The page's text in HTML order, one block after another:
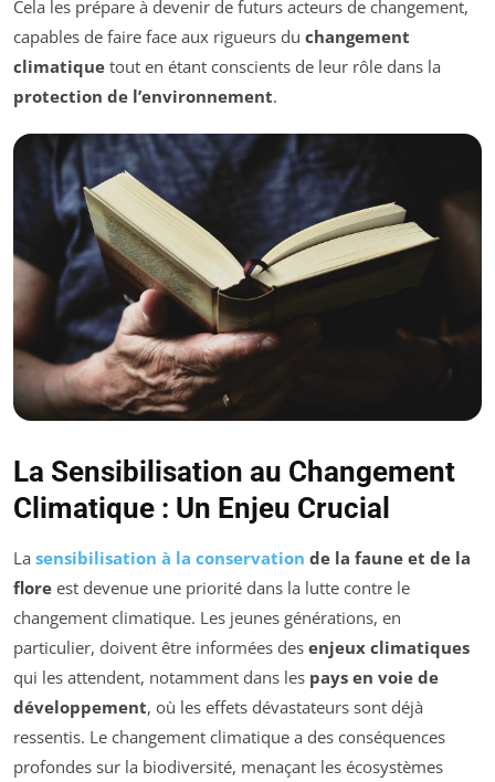
Cela les prépare à devenir de futurs acteurs de changement,
capables de faire face aux rigueurs du changement
climatique tout en étant conscients de leur rôle dans la
protection de l’environnement.
La Sensibilisation au Changement
Climatique : Un Enjeu Crucial
La sensibilisation à la conservation de la faune et de la
flore est devenue une priorité dans la lutte contre le
changement climatique. Les jeunes générations, en
particulier, doivent être informées des enjeux climatiques
qui les attendent, notamment dans les pays en voie de
développement, où les effets dévastateurs sont déjà
ressentis. Le changement climatique a des conséquences
profondes sur la biodiversité, menaçant les écosystèmes